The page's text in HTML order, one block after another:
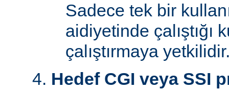
Sadece tek bir
aidiyetinde çalıştığı
çalıştırmaya
Hedef CGI veya SSI